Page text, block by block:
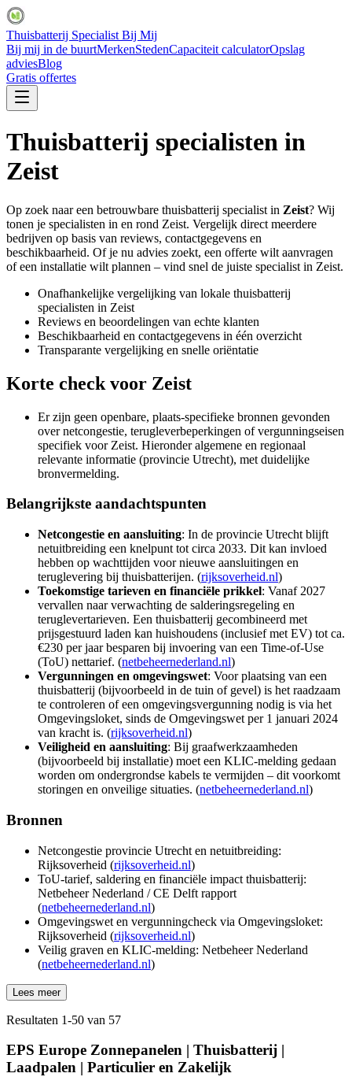
Thuisbatterij Specialist Bij Mij
Bij mij in de buurtMerkenStedenCapaciteit calculatorOpslag
adviesBlog
Gratis offertes
Thuisbatterij specialisten in
Zeist
Op zoek naar een betrouwbare thuisbatterij specialist in Zeist? Wij
tonen je specialisten in en rond Zeist. Vergelijk direct meerdere
bedrijven op basis van reviews, contactgegevens en
beschikbaarheid. Of je nu advies zoekt, een offerte wilt aanvragen
of een installatie wilt plannen – vind snel de juiste specialist in Zeist.
Onafhankelijke vergelijking van lokale thuisbatterij
specialisten in Zeist
Reviews en beoordelingen van echte klanten
Beschikbaarheid en contactgegevens in één overzicht
Transparante vergelijking en snelle oriëntatie
Korte check voor Zeist
Er zijn geen openbare, plaats-specifieke bronnen gevonden
over netcongestie, terugleverbeperkingen of vergunningseisen
specifiek voor Zeist. Hieronder algemene en regionaal
relevante informatie (provincie Utrecht), met duidelijke
bronvermelding.
Belangrijkste aandachtspunten
Netcongestie en aansluiting: In de provincie Utrecht blijft
netuitbreiding een knelpunt tot circa 2033. Dit kan invloed
hebben op wachttijden voor nieuwe aansluitingen en
teruglevering bij thuisbatterijen. (rijksoverheid.nl)
Toekomstige tarieven en financiële prikkel: Vanaf 2027
vervallen naar verwachting de salderingsregeling en
teruglevertarieven. Een thuisbatterij gecombineerd met
prijsgestuurd laden kan huishoudens (inclusief met EV) tot ca.
€230 per jaar besparen bij invoering van een Time-of-Use
(ToU) nettarief. (netbeheernederland.nl)
Vergunningen en omgevingswet: Voor plaatsing van een
thuisbatterij (bijvoorbeeld in de tuin of gevel) is het raadzaam
te controleren of een omgevingsvergunning nodig is via het
Omgevingsloket, sinds de Omgevingswet per 1 januari 2024
van kracht is. (rijksoverheid.nl)
Veiligheid en aansluiting: Bij graafwerkzaamheden
(bijvoorbeeld bij installatie) moet een KLIC-melding gedaan
worden om ondergrondse kabels te vermijden – dit voorkomt
storingen en onveilige situaties. (netbeheernederland.nl)
Bronnen
Netcongestie provincie Utrecht en netuitbreiding:
Rijksoverheid (rijksoverheid.nl)
ToU-tarief, saldering en financiële impact thuisbatterij:
Netbeheer Nederland / CE Delft rapport
(netbeheernederland.nl)
Omgevingswet en vergunningcheck via Omgevingsloket:
Rijksoverheid (rijksoverheid.nl)
Veilig graven en KLIC-melding: Netbeheer Nederland
(netbeheernederland.nl)
Lees meer
Resultaten 1-50 van 57
EPS Europe Zonnepanelen | Thuisbatterij |
Laadpalen | Particulier en Zakelijk